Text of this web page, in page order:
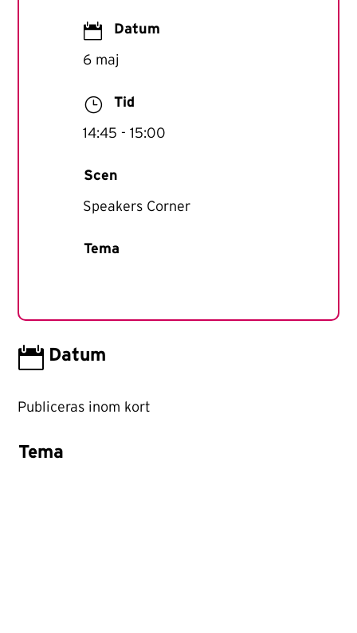
 Datum
6 maj
} Tid
14:45 - 15:00
Scen
Speakers Corner
Tema
 Datum
Publiceras inom kort
Tema